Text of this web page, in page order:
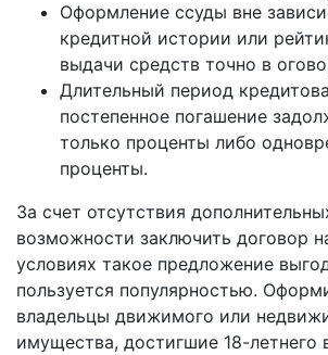
Оформление ссуды вне
кредитной истории или
выдачи средств точно в
Длительный период
постепенное погашение
только проценты либо
проценты.
За счет отсутствия
возможности заключить договор
условиях такое предложение
пользуется популярностью.
владельцы движимого или
имущества, достигшие 18-летнего